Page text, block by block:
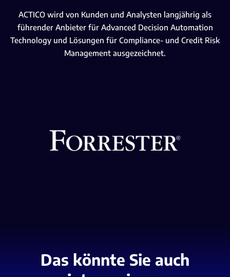
ACTICO wird von Kunden und Analysten langjährig als
führender Anbieter für Advanced Decision Automation
Technology und Lösungen für Compliance- und Credit Risk
Management ausgezeichnet.
Das könnte Sie auch